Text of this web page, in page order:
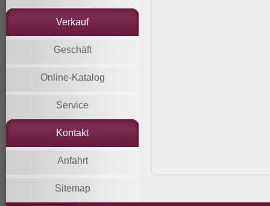
Verkauf
Geschäft
Online-Katalog
Service
Kontakt
Anfahrt
Sitemap